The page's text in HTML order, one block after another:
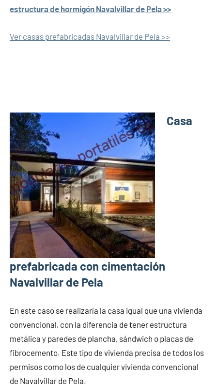
estructura de hormigón Navalvillar de Pela >>
Ver casas prefabricadas Navalvillar de Pela >>
Casa
prefabricada con cimentación
Navalvillar de Pela
En este caso se realizaría la casa igual que una vivienda
convencional, con la diferencia de tener estructura
metálica y paredes de plancha, sándwich o placas de
fibrocemento. Este tipo de vivienda precisa de todos los
permisos como los de cualquier vivienda convencional
de Navalvillar de Pela.